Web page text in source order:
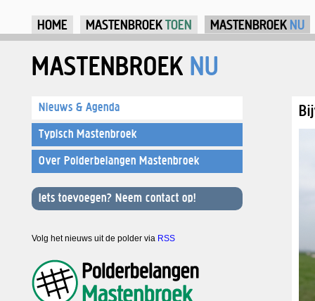
HOME MASTENBROEKTOEN MASTENBROEK NU
MASTENBROEK NU
Nieuws & Agenda
Typisch Mastenbroek
Over Polderbelangen Mastenbroek
Iets toevoegen? Neem contact op!
Volg het nieuws uit de polder via RSS